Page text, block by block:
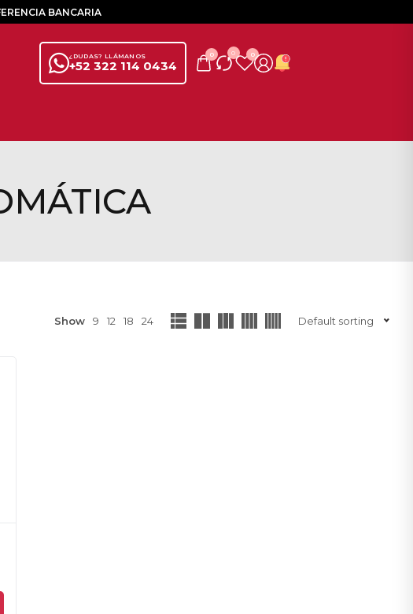
BANCARIA
+52 322 114 0434
¿DUDAS? LLÁMANOS 0 0 0
Show 9 12 18 24 Default sorting